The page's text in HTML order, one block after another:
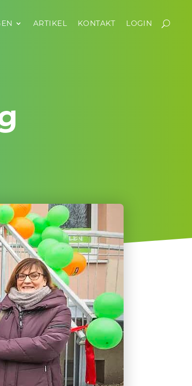
ARTIKEL KONTAKT LOGIN
ARTIKEL KONTAKT LOGIN